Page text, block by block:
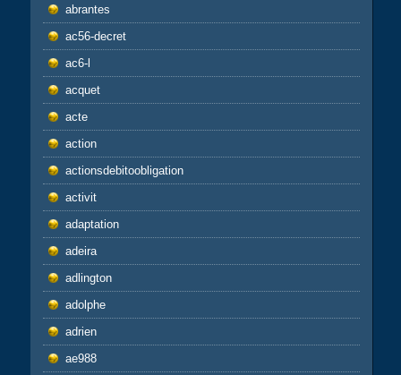
abrantes
ac56-decret
ac6-l
acquet
acte
action
actionsdebitoobligation
activit
adaptation
adeira
adlington
adolphe
adrien
ae988